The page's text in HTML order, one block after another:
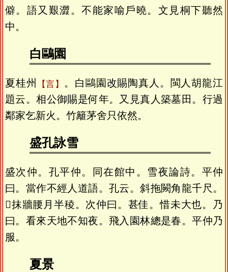
僻。語又艱澀。不能家喻戶曉。文見桐下聽然
中。
白鷗園
夏桂州 言
。白鷗園改賜陶真人。閩人胡龍江
題云。相公御賜是何年。又見真人築墓田。行過
鄰家乞新火。竹籬茅舍只依然。
盛孔詠雪
盛次仲。孔平仲。同在館中。雪夜論詩。平仲
曰。當作不經人道語。孔云。斜拖闕角龍千尺。
𣽃抹牆腰月半稜。次仲曰。甚佳。惜未大也。乃
曰。看來天地不知夜。飛入園林總是春。平仲乃
服。
夏景